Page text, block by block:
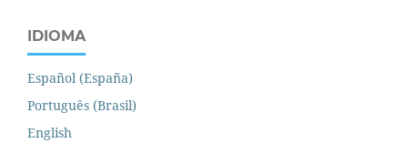
IDIOMA
Español (España)
Português (Brasil)
English